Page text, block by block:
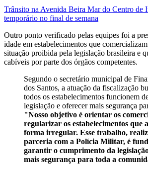
Trânsito na Avenida Beira Mar do Centro de
temporário no final de semana
Outro ponto verificado pelas equipes foi a
idade em estabelecimentos que
situação proibida pela legislação brasileira e
cabíveis por parte dos órgãos competentes.
Segundo o secretário municipal de
dos Santos, a atuação da fiscalização
todos os estabelecimentos funcionem
legislação e oferecer mais segurança
"Nosso objetivo é orientar os
regularizar os estabelecimentos que
forma irregular. Esse trabalho,
parceria com a Polícia Militar, é
garantir o cumprimento da
mais segurança para toda a